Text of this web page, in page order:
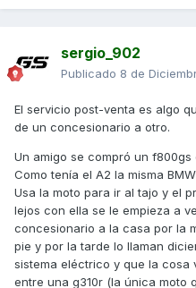
sergio_902
Publicado 8 de
El servicio post-venta es algo
de un concesionario a otro.
Un amigo se compró un
Como tenía el A2 la misma
Usa la moto para ir al tajo y el
lejos con ella se le empieza a
concesionario a la casa por la
pie y por la tarde lo llaman
sistema eléctrico y que la cosa
entre una g310r (la única moto